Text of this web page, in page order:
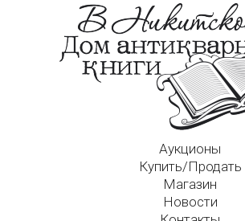
Аукционы
Купить/Продать
Магазин
Новости